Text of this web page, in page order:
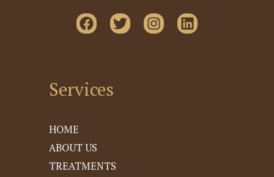
Services
HOME
ABOUT US
TREATMENTS